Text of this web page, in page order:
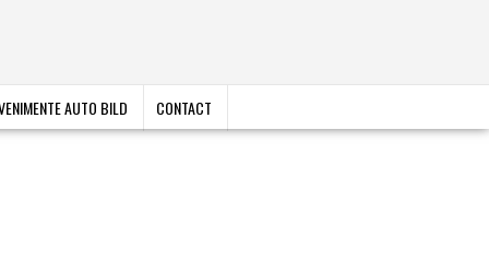
AUTO BILD CONTACT